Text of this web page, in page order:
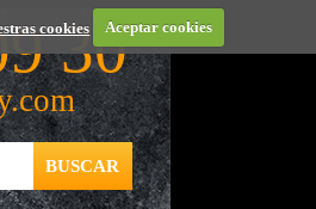
cookies Aceptar cookies
30